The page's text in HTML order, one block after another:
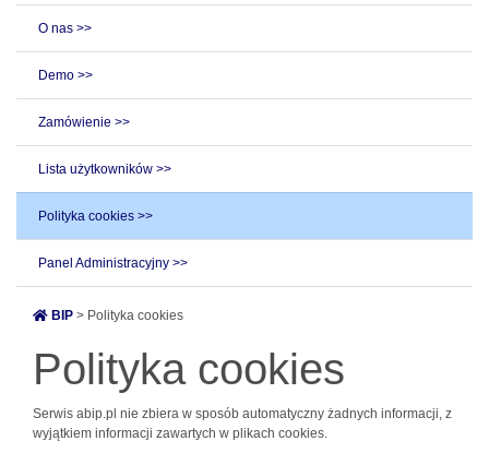
O nas >>
Demo >>
Zamówienie >>
Lista użytkowników >>
Polityka cookies >>
Panel Administracyjny >>
BIP > Polityka cookies
Polityka cookies
Serwis abip.pl nie zbiera w sposób automatyczny żadnych informacji, z
wyjątkiem informacji zawartych w plikach cookies.